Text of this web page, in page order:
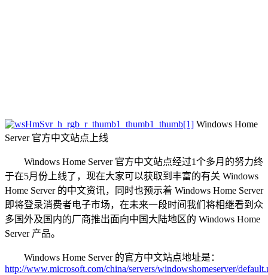
Windows Home
Server 官方中文站点上线
Windows Home Server 官方中文站点经过1个多月的努力终
于在5月份上线了，现在大家可以获取到丰富的有关 Windows
Home Server 的中文资讯，同时也预示着 Windows Home Server
即将登录消费者电子市场，在未来一段时间我们将相继看到众
多国外及国内的厂商推出面向中国大陆地区的 Windows Home
Server 产品。
Windows Home Server 的官方中文站点地址是：
http://www.microsoft.com/china/servers/windowshomeserver/